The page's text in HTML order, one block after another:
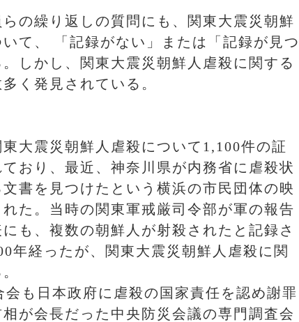
の繰り返しの質問にも、関東大震災朝鮮
て、 「記録がない」または「記録が見つ
しかし、関東大震災朝鮮人虐殺に関する
く発見されている。
大震災朝鮮人虐殺について 1,100件の証
おり、最近、神奈川県が内務省に虐殺状
書を見つけたという横浜の市民団体の映
た。当時の関東軍戒厳司令部が軍の報告
も、複数の朝鮮人が射殺されたと記録さ
年経ったが、関東大震災朝鮮人虐殺に関
も日本政府に虐殺の国家責任を認め謝罪
が会長だった中央防災会議の専門調査会